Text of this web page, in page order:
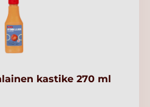
kastike 270 ml